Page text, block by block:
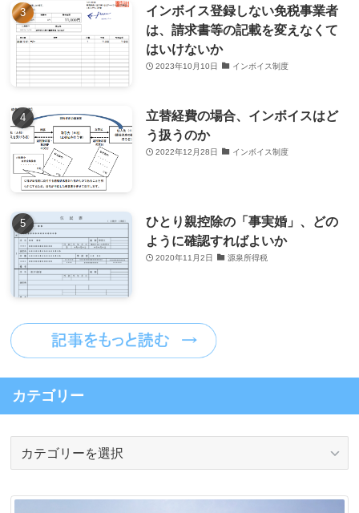
インボイス登録しない免税事業者
は、請求書等の記載を変えなくて
はいけないか
2023年10月10日 インボイス制度
立替経費の場合、インボイスはど
う扱うのか
2022年12月28日 インボイス制度
ひとり親控除の「事実婚」、どの
ように確認すればよいか
2020年11月2日 源泉所得税
カテゴリー
リ